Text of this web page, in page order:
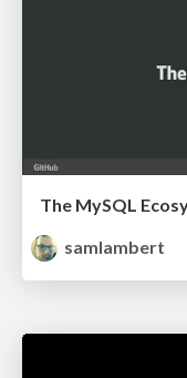
The MySQL
samlambert